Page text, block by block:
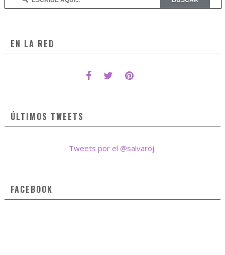
EN LA RED
ÚLTIMOS TWEETS
Tweets por el @salvaroj.
FACEBOOK